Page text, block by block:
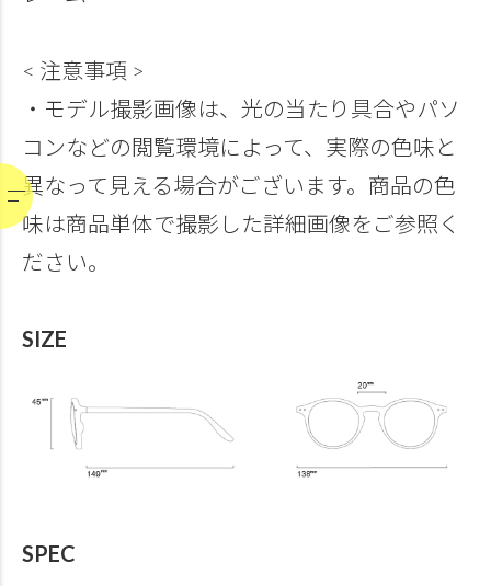
< 注意事項 >
・モデル撮影画像は、光の当たり具合やパソ
コンなどの閲覧環境によって、実際の色味と
異なって見える場合がございます。商品の色
味は商品単体で撮影した詳細画像をご参照く
ださい。
SIZE
SPEC